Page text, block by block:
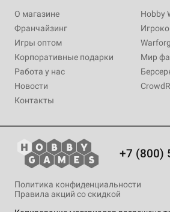
О магазине
Франчайзинг
Игры оптом
Корпоративные подарки
Работа у нас
Новости
Контакты
Hobby
Мир
+7 (800)
Политика конфиденциальности
Правила акций со скидкой